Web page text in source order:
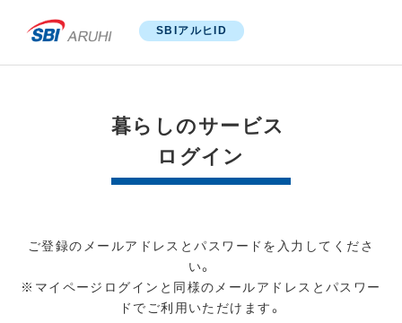
SBIアルヒID
暮らしのサービス
ログイン
ご登録のメールアドレスとパスワードを入力してくださ
い。
※マイページログインと同様のメールアドレスとパスワー
ドでご利用いただけます。